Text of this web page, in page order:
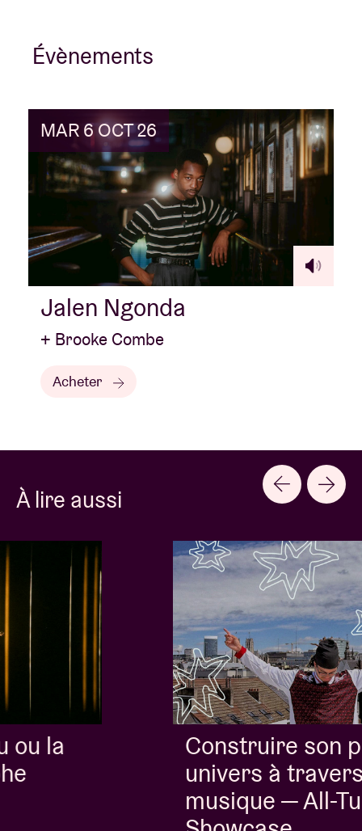
Évènements
MAR 6 OCT 26
Jalen Ngonda
+ Brooke Combe
Acheter
À lire aussi
Construire son propre
univers à travers la
musique — All-Turn